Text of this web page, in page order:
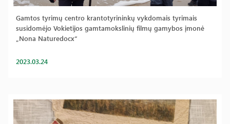
Gamtos tyrimų centro krantotyrininkų vykdomais tyrimais
susidomėjo Vokietijos gamtamokslinių filmų gamybos įmonė
„Nona Naturedocx“
2023.03.24